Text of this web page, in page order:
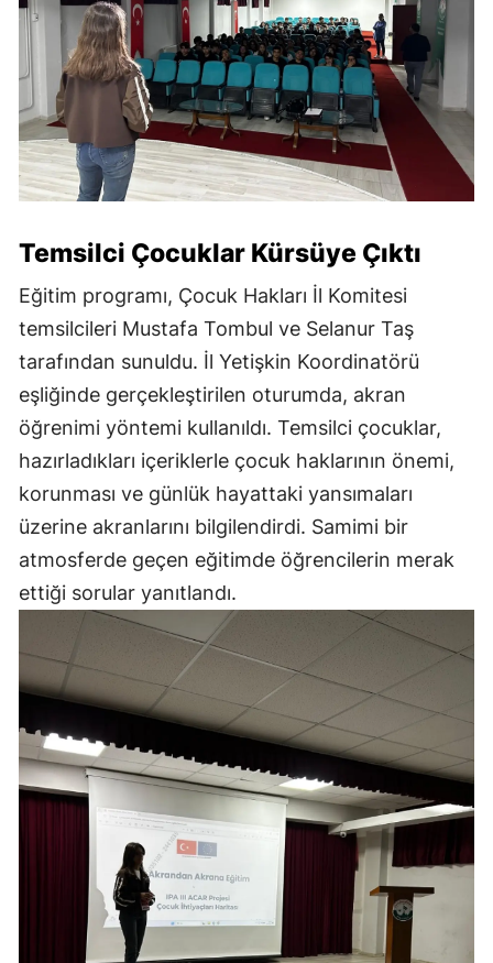
Temsilci Çocuklar Kürsüye Çıktı
Eğitim programı, Çocuk Hakları İl Komitesi
temsilcileri Mustafa Tombul ve Selanur Taş
tarafından sunuldu. İl Yetişkin Koordinatörü
eşliğinde gerçekleştirilen oturumda, akran
öğrenimi yöntemi kullanıldı. Temsilci çocuklar,
hazırladıkları içeriklerle çocuk haklarının önemi,
korunması ve günlük hayattaki yansımaları
üzerine akranlarını bilgilendirdi. Samimi bir
atmosferde geçen eğitimde öğrencilerin merak
ettiği sorular yanıtlandı.